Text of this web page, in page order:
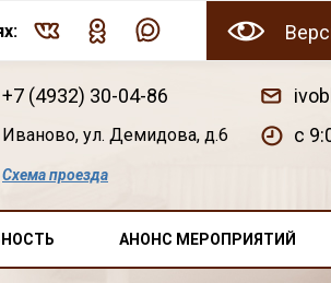
+7 (4932) 30-04-86
Иваново, ул. Демидова, д.6
Схема проезда
c
АНОНС МЕРОПРИЯТИЙ